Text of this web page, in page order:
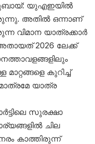
ദുബായ്: യുഎഇയിൽ
അതിൽ ഒന്നാണ്
വിമാന യാത്രക്കാർ
2026 ലേക്ക്
കുറിച്ച്
യാത്ര
സുരക്ഷാ
ചില
കാത്തിരുന്ന്